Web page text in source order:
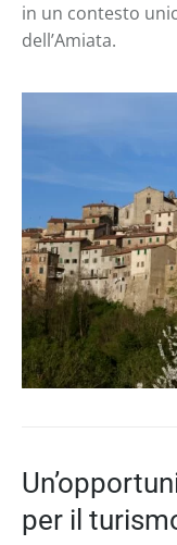
in un contesto
dell’Amiata.
per il